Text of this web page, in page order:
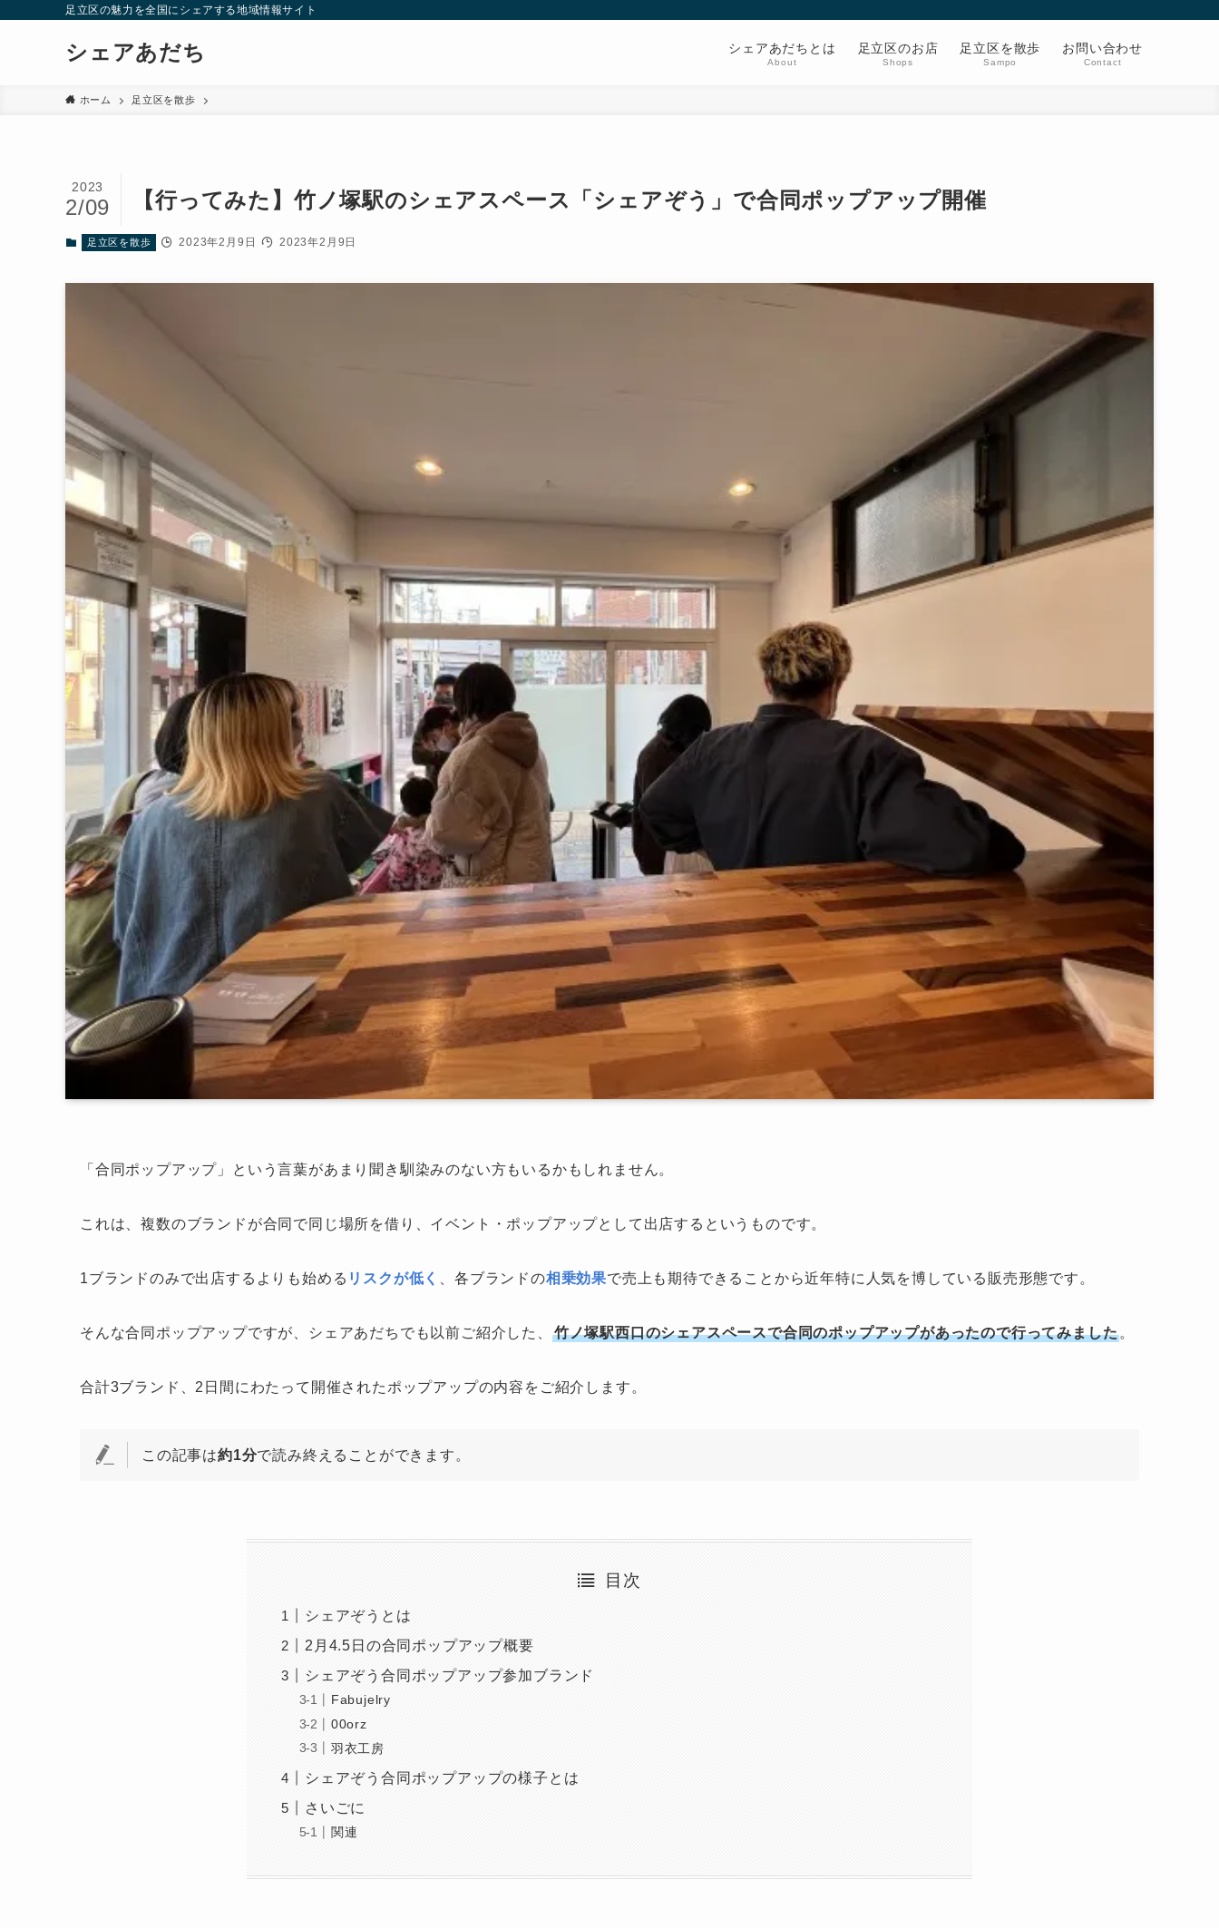
足立区の魅力を全国にシェアする地域情報サイト
シェアあだち シェアあだちとは
About
足立区のお店
Shops
足立区を散歩
Sampo
お問い合わせ
Contact
ホーム 足立区を散歩
【行ってみた】竹ノ塚駅のシェアスペース「シェアぞう」で合同ポップアップ開催
2023
2/09
足立区を散歩 2023年2月9日 2023年2月9日
「合同ポップアップ」という言葉があまり聞き馴染みのない方もいるかもしれません。
これは、複数のブランドが合同で同じ場所を借り、イベント・ポップアップとして出店するというものです。
1ブランドのみで出店するよりも始める リスクが低く 、各ブランドの相乗効果で売上も期待できることから近年特に人気を博している販売形態です。
そんな合同ポップアップですが、シェアあだちでも以前ご紹介した、 竹ノ塚駅西口のシェアスペースで合同のポップアップがあったので行ってみました 。
合計3ブランド、2日間にわたって開催されたポップアップの内容をご紹介します。
この記事は約1分で読み終えることができます。
目次
シェアぞうとは
2月4.5日の合同ポップアップ概要
シェアぞう合同ポップアップ参加ブランド
Fabujelry
00orz
羽衣工房
シェアぞう合同ポップアップの様子とは
さいごに
関連